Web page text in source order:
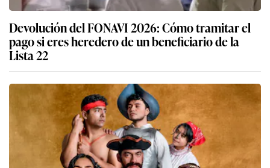
Devolución del FONAVI 2026: Cómo tramitar el
pago si eres heredero de un beneficiario de la
Lista 22